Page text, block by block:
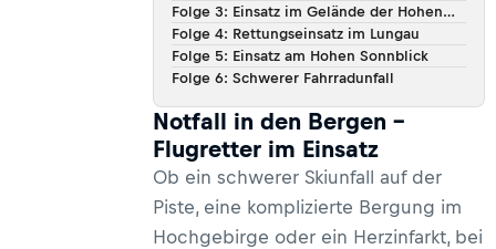
Skipiste
Folge 3: Einsatz im Gelände der Hohen
Tauern
Folge 4: Rettungseinsatz im Lungau
Folge 5: Einsatz am Hohen Sonnblick
Folge 6: Schwerer Fahrradunfall
Notfall in den Bergen –
Flugretter im Einsatz
Ob ein schwerer Skiunfall auf der
Piste, eine komplizierte Bergung im
Hochgebirge oder ein Herzinfarkt, bei